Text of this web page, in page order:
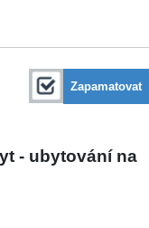
Zapamatovat
- ubytování na